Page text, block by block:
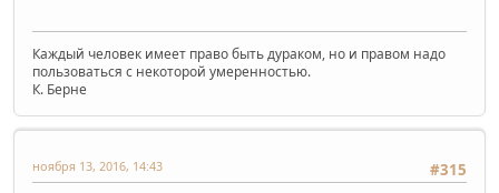
Каждый человек имеет право быть дураком, но и правом надо
пользоваться с некоторой умеренностью.
К. Берне
#315
ноября 13, 2016, 14:43